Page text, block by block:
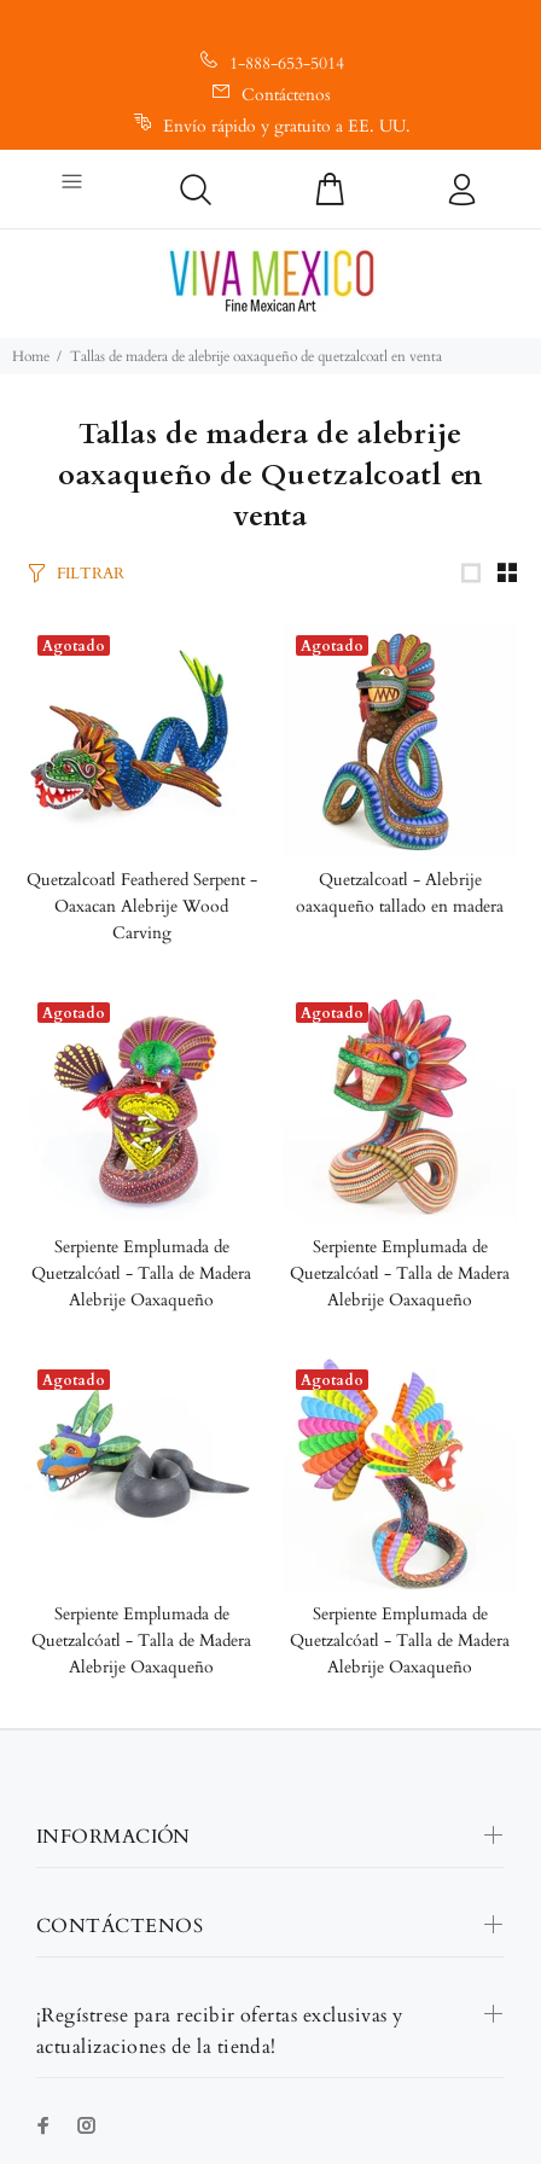
1-888-653-5014
Contáctenos
Envío rápido y gratuito a EE. UU.
Home Tallas de madera de alebrije oaxaqueño de quetzalcoatl en venta
Tallas de madera de alebrije
oaxaqueño de Quetzalcoatl en
venta
FILTRAR
Agotado
Quetzalcoatl Feathered Serpent -
Oaxacan Alebrije Wood
Carving
Agotado
Quetzalcoatl - Alebrije
oaxaqueño tallado en madera
Agotado
Serpiente Emplumada de
Quetzalcóatl - Talla de Madera
Alebrije Oaxaqueño
Agotado
Serpiente Emplumada de
Quetzalcóatl - Talla de Madera
Alebrije Oaxaqueño
Agotado
Serpiente Emplumada de
Quetzalcóatl - Talla de Madera
Alebrije Oaxaqueño
Agotado
Serpiente Emplumada de
Quetzalcóatl - Talla de Madera
Alebrije Oaxaqueño
¡Regístrese para recibir ofertas exclusivas y
actualizaciones de la tienda!
INFORMACIÓN
CONTÁCTENOS